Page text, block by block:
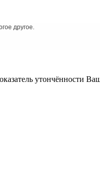
другое.
утончённости